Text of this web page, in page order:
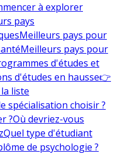
à explorer
pays
Meilleurs pays pour
Meilleurs pays pour
d'études et
d'études en hausse👉
liste
spécialisation choisir ?
?Où devriez-vous
Quel type d'étudiant
de psychologie ?